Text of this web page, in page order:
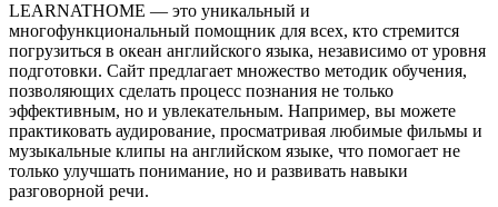
LEARNATHOME — это уникальный и
многофункциональный помощник для всех, кто стремится
погрузиться в океан английского языка, независимо от уровня
подготовки. Сайт предлагает множество методик обучения,
позволяющих сделать процесс познания не только
эффективным, но и увлекательным. Например, вы можете
практиковать аудирование, просматривая любимые фильмы и
музыкальные клипы на английском языке, что помогает не
только улучшать понимание, но и развивать навыки
разговорной речи.